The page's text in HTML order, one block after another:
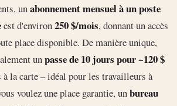
unabonnement mensuel à un poste
est d'environ250 $/mois, donnant un accès
place disponible. De manière unique,
unpasse de 10 jours pour ~120 $
la carte – idéal pour les travailleurs à
voulez une place garantie, unbureau